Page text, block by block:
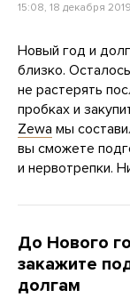
15:08, 18 декабря 2019
Новый год и
близко.
не растерять
пробках и
Zewa мы
вы сможете
и нервотрепки.
До Нового
закажите
долгам